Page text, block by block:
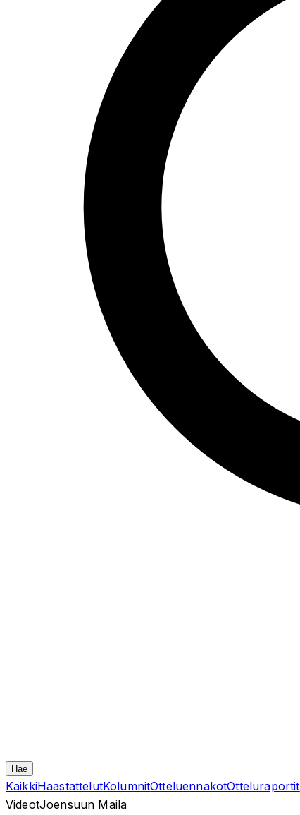
Hae
KaikkiHaastattelutKolumnitOtteluennakotOtteluraportit
VideotJoensuun Maila